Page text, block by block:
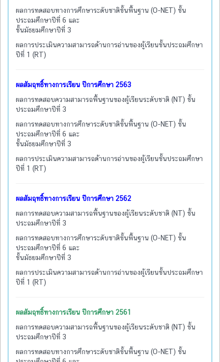
ผลการทดสอบทางการศึกษาระดับชาติขั้นพื้นฐาน (O-NET) ชั้น
ประถมศึกษาปีที่ 6 และ
ชั้นมัธยมศึกษาปีที่ 3
ผลการประเมินความสามารถด้านการอ่านของผู้เรียนชั้นประถมศึกษา
ปีที่ 1 (RT)
ผลสัมฤทธิ์ทางการเรียน ปีการศึกษา 2563
ผลการทดสอบความสามารถพื้นฐานของผู้เรียนระดับชาติ (NT) ชั้น
ประถมศึกษาปีที่ 3
ผลการทดสอบทางการศึกษาระดับชาติขั้นพื้นฐาน (O-NET) ชั้น
ประถมศึกษาปีที่ 6 และ
ชั้นมัธยมศึกษาปีที่ 3
ผลการประเมินความสามารถด้านการอ่านของผู้เรียนชั้นประถมศึกษา
ปีที่ 1 (RT)
ผลสัมฤทธิ์ทางการเรียน ปีการศึกษา 2562
ผลการทดสอบความสามารถพื้นฐานของผู้เรียนระดับชาติ (NT) ชั้น
ประถมศึกษาปีที่ 3
ผลการทดสอบทางการศึกษาระดับชาติขั้นพื้นฐาน (O-NET) ชั้น
ประถมศึกษาปีที่ 6 และ
ชั้นมัธยมศึกษาปีที่ 3
ผลการประเมินความสามารถด้านการอ่านของผู้เรียนชั้นประถมศึกษา
ปีที่ 1 (RT)
ผลสัมฤทธิ์ทางการเรียน ปีการศึกษา 2561
ผลการทดสอบความสามารถพื้นฐานของผู้เรียนระดับชาติ (NT) ชั้น
ประถมศึกษาปีที่ 3
ผลการทดสอบทางการศึกษาระดับชาติขั้นพื้นฐาน (O-NET) ชั้น